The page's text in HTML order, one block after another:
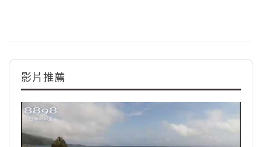
影片推薦